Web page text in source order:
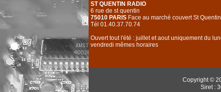
ST QUENTIN RADIO
6 rue de st quentin
75010 PARIS Face au marché couvert St
Tél 01.40.37.70.74
Ouvert tout l'été : juillet et aout uniquement du
vendredi mêmes horaires
Copyright ©
Siret :